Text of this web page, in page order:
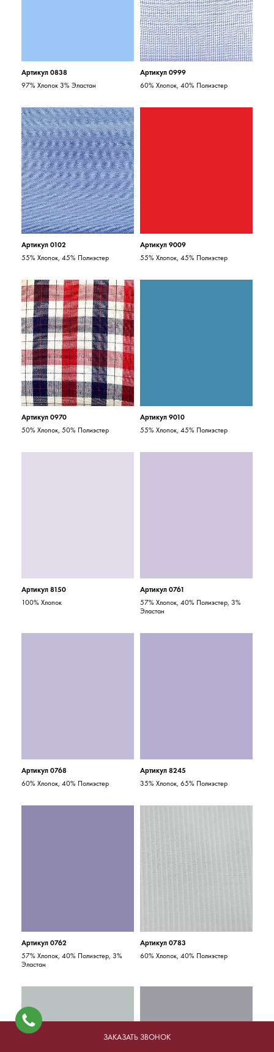
ЗАКАЗАТЬ ЗВОНОК
Артикул 0838
97% Хлопок 3% Эластан
Артикул 0999
60% Хлопок, 40% Полиэстер
Артикул 0102
55% Хлопок, 45% Полиэстер
Артикул 9009
55% Хлопок, 45% Полиэстер
Артикул 0970
50% Хлопок, 50% Полиэстер
Артикул 9010
55% Хлопок, 45% Полиэстер
Артикул 8150
100% Хлопок
Артикул 0761
57% Хлопок, 40% Полиэстер, 3%
Эластан
Артикул 0768
60% Хлопок, 40% Полиэстер
Артикул 8245
35% Хлопок, 65% Полиэстер
Артикул 0762
57% Хлопок, 40% Полиэстер, 3%
Эластан
Артикул 0783
60% Хлопок, 40% Полиэстер